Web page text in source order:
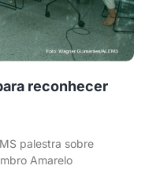
reconhecer
palestra sobre
Amarelo